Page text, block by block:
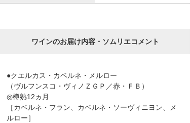
ワインのお届け内容・ソムリエコメント
●クエルカス・カベルネ・メルロー
（ヴルフンスコ・ヴィノＺＧＰ／赤・ＦＢ）
◎樽熟12ヵ月
［カベルネ・フラン、カベルネ・ソーヴィニヨン、メ
ルロー］